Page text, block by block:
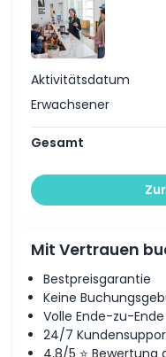
Ausschlüsse
Öffnungszeiten
Dinge, die Sie wissen
Ort
Wie man dorthin
So lösen Sie ein
Aktivitätsdatum
Erwachsener
Gesamt
Mit Vertrauen
Bestpreisgarantie
Keine
Volle Ende-zu-
24/7
4,8/5 ⭐ Bewertung